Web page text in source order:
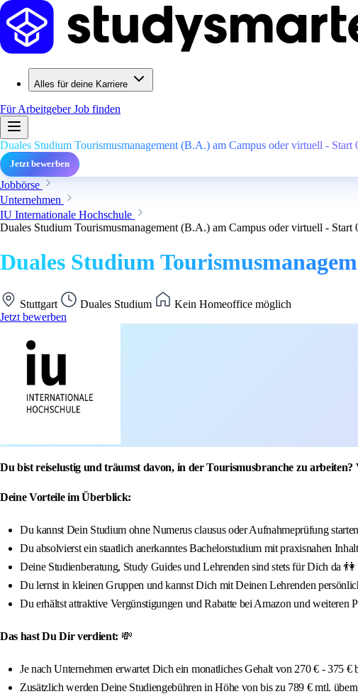
Alles für deine Karriere
Für ArbeitgeberJob finden
Duales Studium Tourismusmanagement (B.A.) am Campus oder virtuell - Start
Jetzt bewerben
Jobbörse
Unternehmen
IU Internationale Hochschule
Duales Studium Tourismusmanagement (B.A.) am Campus oder virtuell - Start
Duales Studium
Stuttgart Duales Studium
Kein Homeoffice möglich
Jetzt bewerben
Du bist reiselustig und träumst davon, in der Tourismusbranche zu arbeiten?
Deine Vorteile im Überblick:
Du kannst Dein Studium ohne Numerus clausus oder Aufnahmeprüfung starten
Du absolvierst ein staatlich anerkanntes Bachelorstudium mit praxisnahen
Deine Studienberatung, Study Guides und Lehrenden sind stets für Dich da 👫
Du lernst in kleinen Gruppen und kannst Dich mit Deinen Lehrenden
Du erhältst attraktive Vergünstigungen und Rabatte bei Amazon und weiteren
Das hast Du Dir verdient: 💸
Je nach Unternehmen erwartet Dich ein monatliches Gehalt von 270 € - 375 €
Zusätzlich werden Deine Studiengebühren in Höhe von bis zu 789 € mtl.